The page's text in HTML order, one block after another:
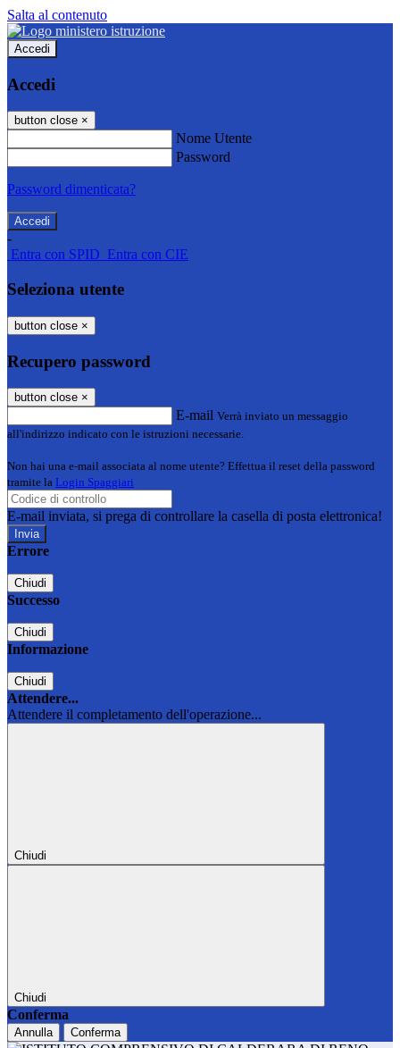
Salta al contenuto
Accedi
Accedi
button close ×
Nome Utente
Password
Password dimenticata?
-
Entra con SPID Entra con CIE
Seleziona utente
button close ×
Recupero password
button close ×
E-mail Verrà inviato un messaggio
all'indirizzo indicato con le istruzioni necessarie.
Non hai una e-mail associata al nome utente? Effettua il reset della password
tramite la Login Spaggiari
E-mail inviata, si prega di controllare la casella di posta elettronica!
Errore
Chiudi
Successo
Chiudi
Informazione
Chiudi
Attendere...
Attendere il completamento dell'operazione...
Chiudi
Chiudi
Conferma
Annulla Conferma